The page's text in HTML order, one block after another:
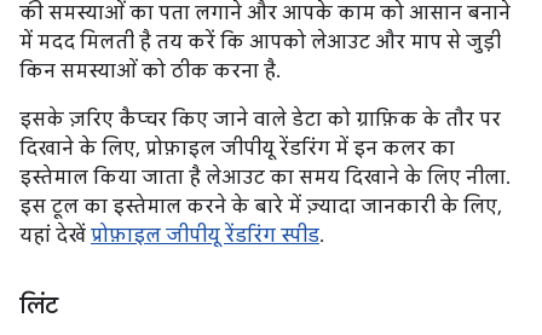
की समस्याओं का पता लगाने और आपके काम को आसान बनाने
में मदद मिलती है तय करें कि आपको लेआउट और माप से जुड़ी
किन समस्याओं को ठीक करना है.
इसके ज़रिए कैप्चर किए जाने वाले डेटा को ग्राफ़िक के तौर पर
दिखाने के लिए, प्रोफ़ाइल जीपीयू रेंडरिंग में इन कलर का
इस्तेमाल किया जाता है लेआउट का समय दिखाने के लिए नीला.
इस टूल का इस्तेमाल करने के बारे में ज़्यादा जानकारी के लिए,
यहां देखें प्रोफ़ाइल जीपीयू रेंडरिंग स्पीड.
लिंट